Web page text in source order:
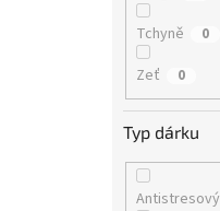
Tchyně 0
Zeť 0
Typ dárku
Antistresový